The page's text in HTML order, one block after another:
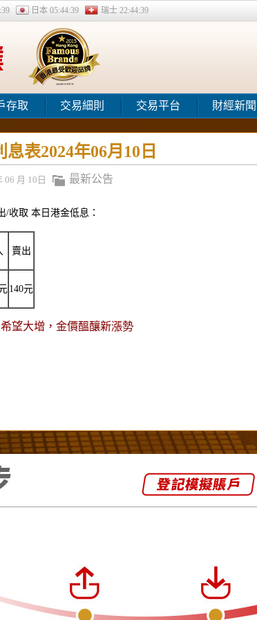
日本 05:44:39 瑞士 22:44:39
存取 交易細則 交易平台 財經新聞
息表2024年06月10日
06 月 10日 最新公告
/收取 本日港金低息：
賣出
140元
望大增，金價醞釀新漲勢